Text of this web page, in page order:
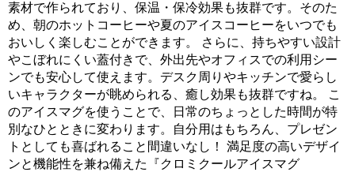
素材で作られており、保温・保冷効果も抜群です。そのた
め、朝のホットコーヒーや夏のアイスコーヒーをいつでも
おいしく楽しむことができます。 さらに、持ちやすい設計
やこぼれにくい蓋付きで、外出先やオフィスでの利用シー
ンでも安心して使えます。デスク周りやキッチンで愛らし
いキャラクターが眺められる、癒し効果も抜群ですね。 こ
のアイスマグを使うことで、日常のちょっとした時間が特
別なひとときに変わります。自分用はもちろん、プレゼン
トとしても喜ばれること間違いなし！ 満足度の高いデザイ
ンと機能性を兼ね備えた『クロミクールアイスマグ